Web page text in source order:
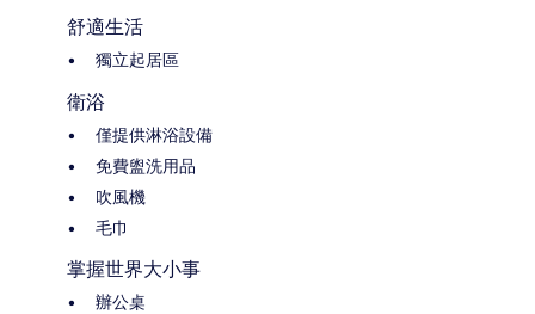
舒適生活
獨立起居區
衛浴
僅提供淋浴設備
免費盥洗用品
吹風機
毛巾
掌握世界大小事
辦公桌